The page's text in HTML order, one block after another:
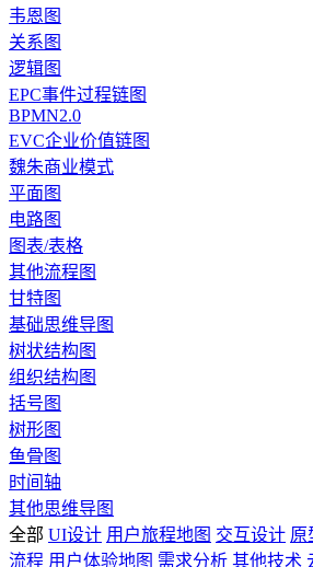
韦恩图
关系图
逻辑图
EPC事件过程链图
BPMN2.0
EVC企业价值链图
魏朱商业模式
平面图
电路图
图表/表格
其他流程图
甘特图
基础思维导图
树状结构图
组织结构图
括号图
树形图
鱼骨图
时间轴
其他思维导图
全部 UI设计 用户旅程地图 交互设计 原
流程 用户体验地图 需求分析 其他技术